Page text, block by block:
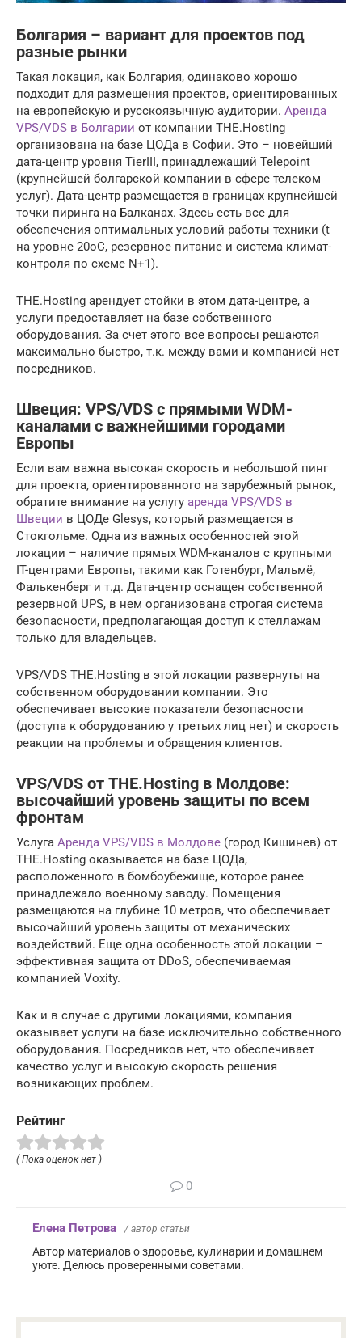
Болгария – вариант для проектов под
разные рынки
Такая локация, как Болгария, одинаково хорошо
подходит для размещения проектов, ориентированных
на европейскую и русскоязычную аудитории. Аренда
VPS/VDS в Болгарии от компании THE.Hosting
организована на базе ЦОДа в Софии. Это – новейший
дата-центр уровня TierIII, принадлежащий Telepoint
(крупнейшей болгарской компании в сфере телеком
услуг). Дата-центр размещается в границах крупнейшей
точки пиринга на Балканах. Здесь есть все для
обеспечения оптимальных условий работы техники (t
на уровне 20oC, резервное питание и система климат-
контроля по схеме N+1).
THE.Hosting арендует стойки в этом дата-центре, а
услуги предоставляет на базе собственного
оборудования. За счет этого все вопросы решаются
максимально быстро, т.к. между вами и компанией нет
посредников.
Швеция: VPS/VDS с прямыми WDM-
каналами с важнейшими городами
Европы
Если вам важна высокая скорость и небольшой пинг
для проекта, ориентированного на зарубежный рынок,
обратите внимание на услугу аренда VPS/VDS в
Швеции в ЦОДе Glesys, который размещается в
Стокгольме. Одна из важных особенностей этой
локации – наличие прямых WDM-каналов с крупными
IT-центрами Европы, такими как Готенбург, Мальмё,
Фалькенберг и т.д. Дата-центр оснащен собственной
резервной UPS, в нем организована строгая система
безопасности, предполагающая доступ к стеллажам
только для владельцев.
VPS/VDS THE.Hosting в этой локации развернуты на
собственном оборудовании компании. Это
обеспечивает высокие показатели безопасности
(доступа к оборудованию у третьих лиц нет) и скорость
реакции на проблемы и обращения клиентов.
VPS/VDS от THE.Hosting в Молдове:
высочайший уровень защиты по всем
фронтам
Услуга Аренда VPS/VDS в Молдове (город Кишинев) от
THE.Hosting оказывается на базе ЦОДа,
расположенного в бомбоубежище, которое ранее
принадлежало военному заводу. Помещения
размещаются на глубине 10 метров, что обеспечивает
высочайший уровень защиты от механических
воздействий. Еще одна особенность этой локации –
эффективная защита от DDoS, обеспечиваемая
компанией Voxity.
Как и в случае с другими локациями, компания
оказывает услуги на базе исключительно собственного
оборудования. Посредников нет, что обеспечивает
качество услуг и высокую скорость решения
возникающих проблем.
Рейтинг
( Пока оценок нет )
0
Елена Петрова / автор статьи
Автор материалов о здоровье, кулинарии и домашнем
уюте. Делюсь проверенными советами.